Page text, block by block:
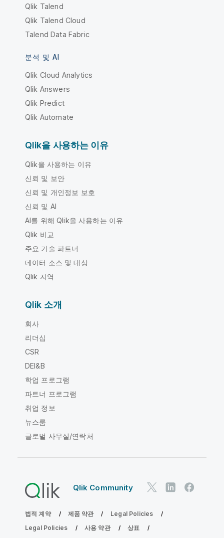
Qlik Talend
Qlik Talend Cloud
Talend Data Fabric
분석 및 AI
Qlik Cloud Analytics
Qlik Answers
Qlik Predict
Qlik Automate
Qlik을 사용하는 이유
Qlik을 사용하는 이유
신뢰 및 보안
신뢰 및 개인정보 보호
신뢰 및 AI
AI를 위해 Qlik을 사용하는 이유
Qlik 비교
주요 기술 파트너
데이터 소스 및 대상
Qlik 지역
Qlik 소개
회사
리더십
CSR
DEI&B
학업 프로그램
파트너 프로그램
취업 정보
뉴스룸
글로벌 사무실/연락처
Qlik Community
법적 계약 제품 약관
Legal Policies
Legal Policies
사용 약관 상표